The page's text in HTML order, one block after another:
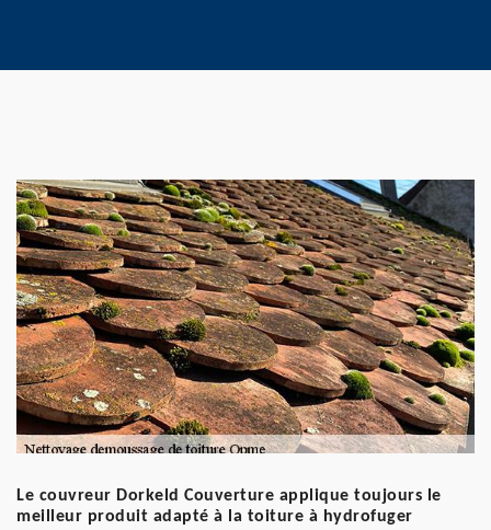
Le couvreur Dorkeld Couverture applique toujours le
meilleur produit adapté à la toiture à hydrofuger